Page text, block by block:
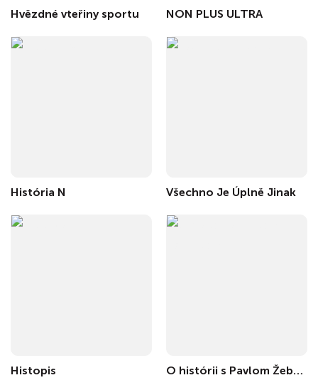
Hvězdné vteřiny sportu NON PLUS ULTRA
História N Všechno Je Úplně Jinak
Histopis O histórii s Pavlom Žebrákom